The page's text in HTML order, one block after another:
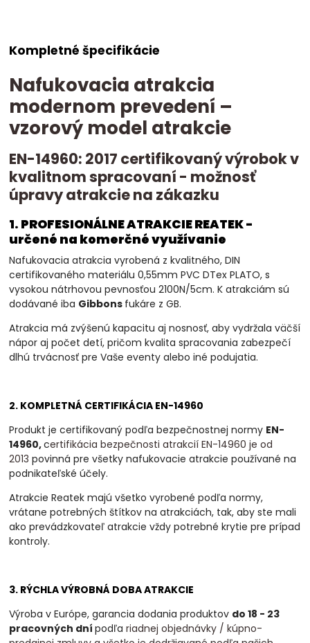
Kompletné špecifikácie
Nafukovacia atrakcia
modernom prevedení –
vzorový model atrakcie
EN-14960: 2017 certifikovaný výrobok v
kvalitnom spracovaní - možnosť
úpravy atrakcie na zákazku
1. PROFESIONÁLNE ATRAKCIE REATEK -
určené na komerčné využívanie
Nafukovacia atrakcia vyrobená z kvalitného, DIN
certifikovaného materiálu 0,55mm PVC DTex PLATO, s
vysokou nátrhovou pevnosťou 2100N/5cm. K atrakciám sú
dodávané iba Gibbons fukáre z GB.
Atrakcia má zvýšenú kapacitu aj nosnosť, aby vydržala väčší
nápor aj počet detí, pričom kvalita spracovania zabezpečí
dlhú trvácnosť pre Vaše eventy alebo iné podujatia.
2. KOMPLETNÁ CERTIFIKÁCIA EN-14960
Produkt je certifikovaný podľa bezpečnostnej normy EN-
14960,certifikácia bezpečnosti atrakcií EN-14960 je od
2013povinnápre všetky nafukovacie atrakcie používané na
podnikateľské účely.
Atrakcie Reatek majú všetko vyrobené podľa normy,
vrátane potrebných štítkov na atrakciách, tak, aby ste mali
ako prevádzkovateľ atrakcie vždy potrebné krytie pre prípad
kontroly.
3. RÝCHLA VÝROBNÁ DOBA ATRAKCIE
Výroba v Európe, garancia dodania produktov do 18 - 23
pracovných dnípodľariadnej objednávky / kúpno-